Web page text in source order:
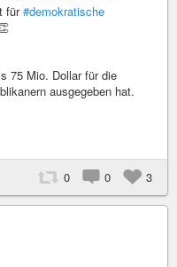
für#demokratische
75 Mio. Dollar für die
ausgegeben hat.
0 0 3